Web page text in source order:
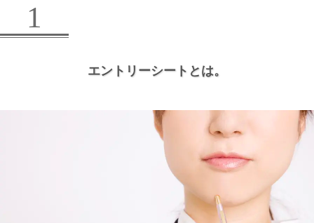
1
エントリーシートとは。